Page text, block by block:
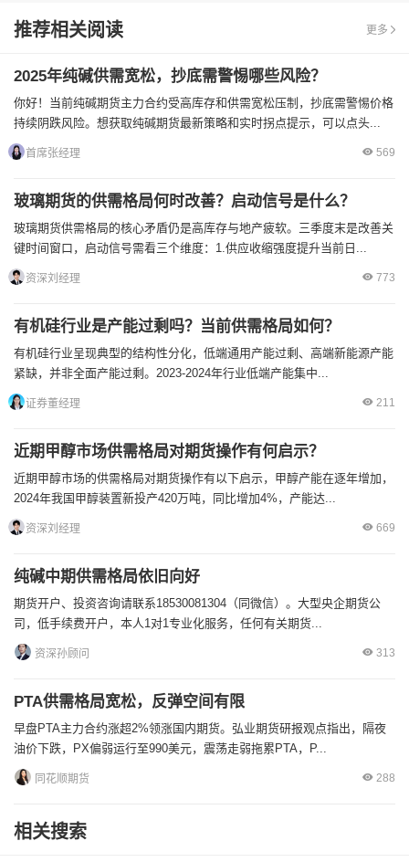
推荐相关阅读 更多
2025年纯碱供需宽松，抄底需警惕哪些风险？
你好！当前纯碱期货主力合约受高库存和供需宽松压制，抄底需警惕价格
持续阴跌风险。想获取纯碱期货最新策略和实时拐点提示，可以点头...
首席张经理 569
玻璃期货的供需格局何时改善？启动信号是什么？
玻璃期货供需格局的核心矛盾仍是高库存与地产疲软。三季度末是改善关
键时间窗口，启动信号需看三个维度：1.供应收缩强度提升当前日...
资深刘经理 773
有机硅行业是产能过剩吗？当前供需格局如何？
有机硅行业呈现典型的结构性分化，低端通用产能过剩、高端新能源产能
紧缺，并非全面产能过剩。2023-2024年行业低端产能集中...
证券董经理 211
近期甲醇市场供需格局对期货操作有何启示？
近期甲醇市场的供需格局对期货操作有以下启示，甲醇产能在逐年增加，
2024年我国甲醇装置新投产420万吨，同比增加4%，产能达...
资深刘经理 669
纯碱中期供需格局依旧向好
期货开户、投资咨询请联系18530081304（同微信）。大型央企期货公
司，低手续费开户，本人1对1专业化服务，任何有关期货...
资深孙顾问 313
PTA供需格局宽松，反弹空间有限
早盘PTA主力合约涨超2%领涨国内期货。弘业期货研报观点指出，隔夜
油价下跌，PX偏弱运行至990美元，震荡走弱拖累PTA，P...
同花顺期货 288
相关搜索